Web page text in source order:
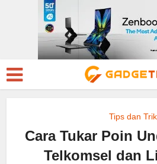
Tips dan Trik
Cara Tukar Poin
Telkomsel dan